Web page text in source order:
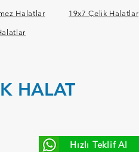
Halatlar 19x7 Çelik Halatlar
HALAT
Hızlı Teklif Al